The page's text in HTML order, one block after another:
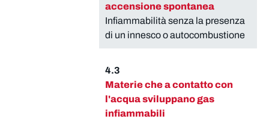
accensione spontanea
Infiammabilità senza la presenza
di un innesco o autocombustione
4.3
Materie che a contatto con
l'acqua sviluppano gas
infiammabili